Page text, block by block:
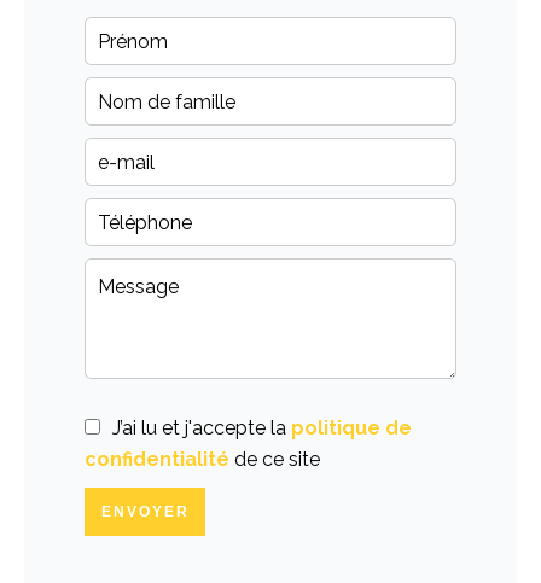
J’ai lu et j'accepte la politique de
confidentialité de ce site
ENVOYER